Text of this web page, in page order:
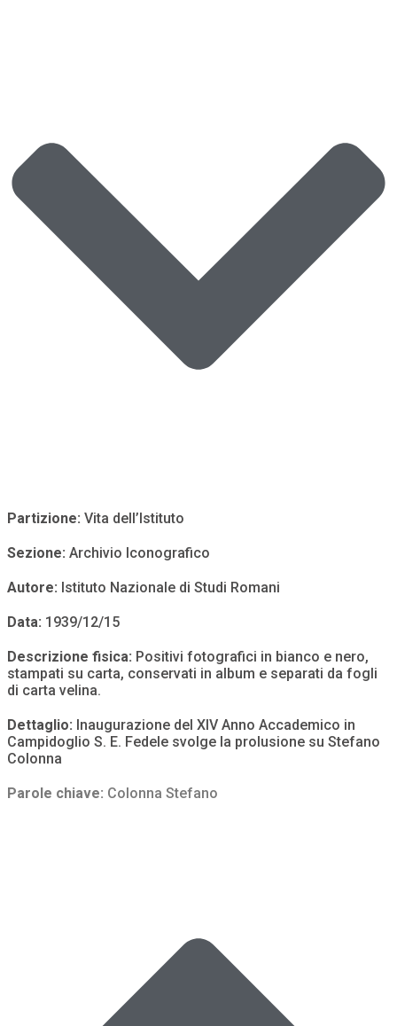
Partizione: Vita dell’Istituto
Sezione: Archivio Iconografico
Autore: Istituto Nazionale di Studi Romani
Data: 1939/12/15
Descrizione fisica: Positivi fotografici in bianco e nero,
stampati su carta, conservati in album e separati da fogli
di carta velina.
Dettaglio: Inaugurazione del XIV Anno Accademico in
Campidoglio S. E. Fedele svolge la prolusione su Stefano
Colonna
Parole chiave: Colonna Stefano